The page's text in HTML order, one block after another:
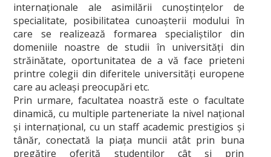
internaţionale ale asimilării cunoştinţelor de
specialitate, posibilitatea cunoaşterii modului în
care se realizează formarea specialiştilor din
domeniile noastre de studii în universităţi din
străinătate, oportunitatea de a vă face prieteni
printre colegii din diferitele universităţi europene
care au acleaşi preocupări etc.
Prin urmare, facultatea noastră este o facultate
dinamică, cu multiple parteneriate la nivel naţional
şi internaţional, cu un staff academic prestigios şi
tânăr, conectată la piaţa muncii atât prin buna
pregătire oferită studenţilor cât şi prin